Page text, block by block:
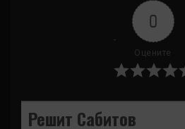
0
Оцените
Решит Сабитов